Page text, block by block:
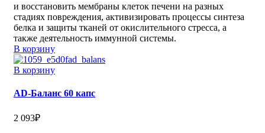
и восстановить мембраны клеток печени на разных
стадиях повреждения, активизировать процессы синтеза
белка и защиты тканей от окислительного стресса, а
также деятельность иммунной системы.
В корзину
В корзину
АD-Баланс 60 капс
2 093₽